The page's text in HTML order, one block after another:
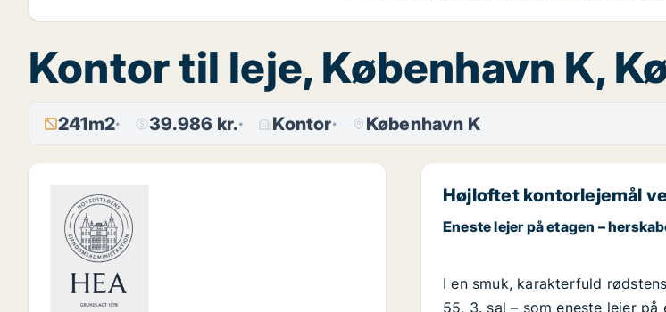
Kontor til leje, København K,
241m2 39.986 kr. Kontor København K
Højloftet kontorlejemål
Eneste lejer på etagen –
I en smuk, karakterfuld
55, 3. sal – som eneste lejer på